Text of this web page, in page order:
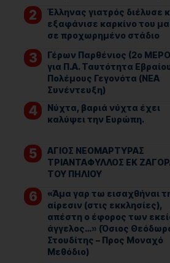
Έλληνας γιατρός διέλυσε
εξαφάνισε καρκίνο του
σε προχωρημένο στάδιο
Γέρων Παρθένιος (2ο
για Π.Α. Ταυτότητα
Πολέμους Γεγονότα (ΝΕΑ
Συνέντευξη)
Νύχτα, βαριά νύχτα έχει
καλύψει την Ευρώπη.
ΑΓΙΟΣ ΝΕΟΜΑΡΤΥΡΑΣ
ΤΡΙΑΝΤΑΦΥΛΛΟΣ ΕΚ
ΤΟΥ ΠΗΛΙΟΥ
«Άμα γαρ τω εισαχθήναι
αίρεσιν (στις εκκλησίες),
απέστη ο έφορος των
άγγελος…» (Όσιος
Στουδίτης – Προς Μοναχό
Μεθόδιο)